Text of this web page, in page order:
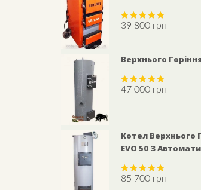
Rated5.00
39 800 грн
Верхнього
Rated5.00
47 000 грн
Котел Верхнього
EVO 50 З
Rated5.00
85 700 грн